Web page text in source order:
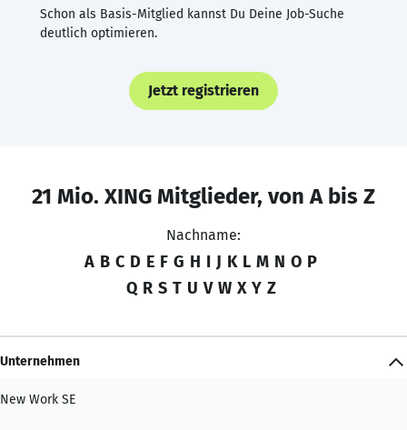
Schon als Basis-Mitglied kannst Du Deine Job-Suche
deutlich optimieren.
Jetzt registrieren
21 Mio. XING Mitglieder, von A bis Z
Nachname:
A B C D E F G H I J K L M N O P
Q R S T U V W X Y Z
Unternehmen
New Work SE